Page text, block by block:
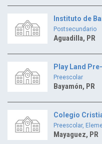
Instituto de
Postsecundario
Aguadilla, PR
Play Land
Preescolar
Bayamón, PR
Colegio
Preescolar,
Mayaguez, PR